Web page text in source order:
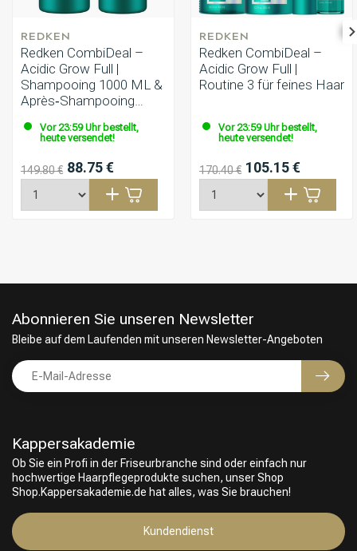
REDKEN
Redken CombiDeal –
Acidic Grow Full |
Shampooing 1000 ML &
Après‑Shampooing
Vor 23:59 Uhr bestellt,
heute versendet!
149.80 € 88.75 €
REDKEN
Redken CombiDeal –
Acidic Grow Full |
Routine 3 für feines Haar
Vor 23:59 Uhr bestellt,
heute versendet!
170.40 € 105.15 €
Kappersakademie
Ob Sie ein Profi in der Friseurbranche sind oder einfach nur
hochwertige Haarpflegeprodukte suchen, unser Shop
Shop.Kappersakademie.de hat alles, was Sie brauchen!
Kundendienst
Abonnieren Sie unseren Newsletter
Bleibe auf dem Laufenden mit unseren Newsletter-Angeboten